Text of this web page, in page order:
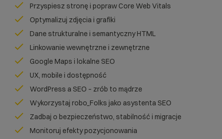
Przyspiesz stronę i popraw Core Web Vitals
Optymalizuj zdjęcia i grafiki
Dane strukturalne i semantyczny HTML
Linkowanie wewnętrzne i zewnętrzne
Google Maps i lokalne SEO
UX, mobile i dostępność
WordPress a SEO – zrób to mądrze
Wykorzystaj robo_Folks jako asystenta SEO
Zadbaj o bezpieczeństwo, stabilność i migracje
Monitoruj efekty pozycjonowania